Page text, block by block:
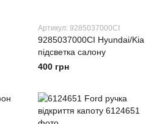
Артикул: 9285037000CI
9285037000CI Hyundai/Kia
підсветка салону
400 грн